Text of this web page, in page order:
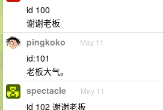
id 100
谢谢老板
pingkoko May 11
id:101
老板大气。
spectacle May 11
id 102 谢谢老板